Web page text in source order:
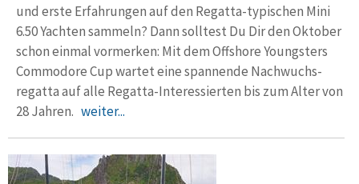
und erste Erfahrungen auf den Regatta-typischen Mini
6.50 Yachten sam­meln? Dann solltest Du Dir den Oktober
schon einmal vor­merken: Mit dem Offshore Youngsters
Commodore Cup wartet eine span­nende Nachwuchs­
regatta auf alle Regatta-Interes­sierten bis zum Alter von
28 Jahren. weiter...